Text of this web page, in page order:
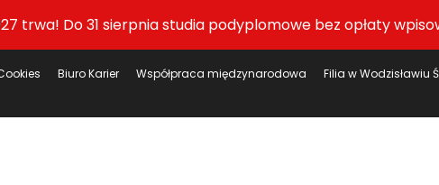
trwa! Do 31 sierpnia studia podyplomowe bez opłaty
Biuro Karier Współpraca międzynarodowa Filia w Wodzisławiu